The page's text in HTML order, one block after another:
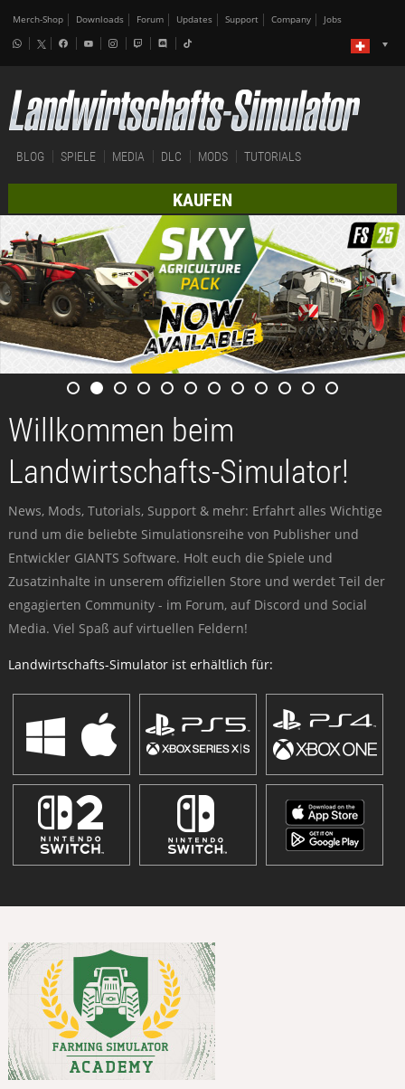
Merch-Shop Downloads Forum Updates Support Company Jobs
BLOG SPIELE MEDIA DLC MODS TUTORIALS
KAUFEN
Willkommen beim
Landwirtschafts-Simulator!
News, Mods, Tutorials, Support & mehr: Erfahrt alles Wichtige
rund um die beliebte Simulationsreihe von Publisher und
Entwickler GIANTS Software. Holt euch die Spiele und
Zusatzinhalte in unserem offiziellen Store und werdet Teil der
engagierten Community - im Forum, auf Discord und Social
Media. Viel Spaß auf virtuellen Feldern!
Landwirtschafts-Simulator ist erhältlich für: